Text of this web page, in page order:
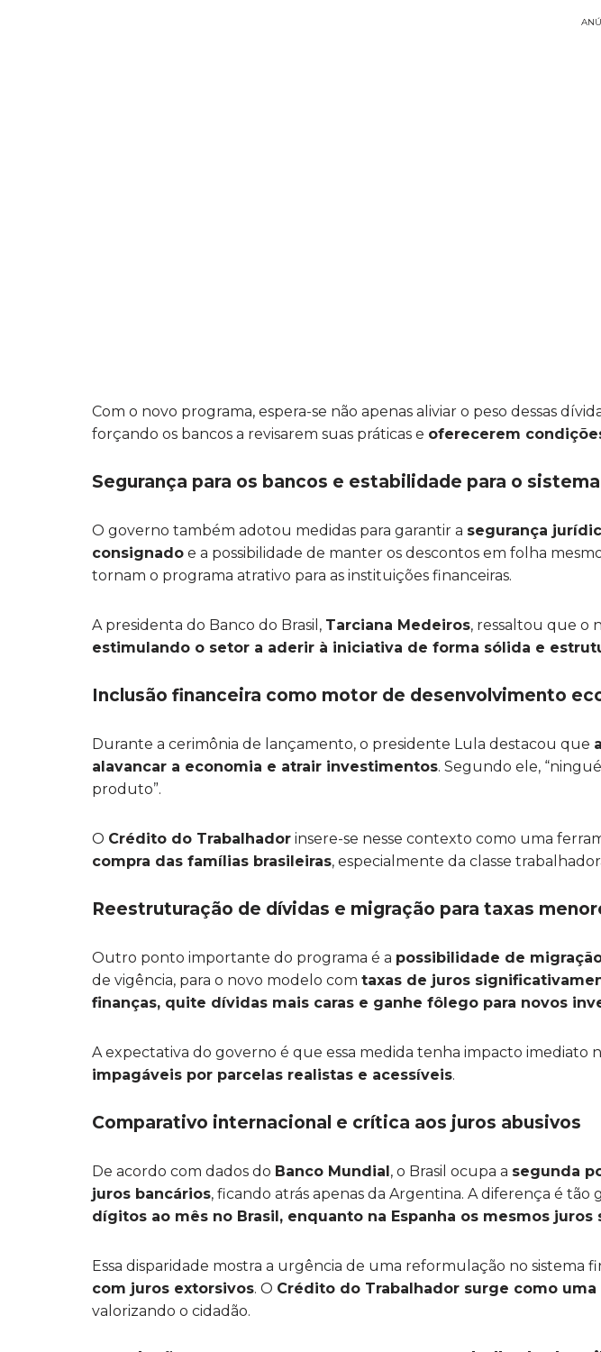
Com o novo programa, espera-se não apenas aliviar o peso dessas
forçando os bancos a revisarem suas práticas e oferecerem
Segurança para os bancos e estabilidade para o
O governo também adotou medidas para garantir a segurança
consignado e a possibilidade de manter os descontos em folha
tornam o programa atrativo para as instituições financeiras.
A presidenta do Banco do Brasil, Tarciana Medeiros, ressaltou que o
estimulando o setor a aderir à iniciativa de forma sólida e
Inclusão financeira como motor de desenvolvimento
Durante a cerimônia de lançamento, o presidente Lula destacou que
alavancar a economia e atrair investimentos. Segundo ele,
produto”.
O Crédito do Trabalhador insere-se nesse contexto como uma
compra das famílias brasileiras, especialmente da classe
Reestruturação de dívidas e migração para taxas
Outro ponto importante do programa é a possibilidade de
de vigência, para o novo modelo com taxas de juros
finanças, quite dívidas mais caras e ganhe fôlego para novos
A expectativa do governo é que essa medida tenha impacto imediato
impagáveis por parcelas realistas e acessíveis.
Comparativo internacional e crítica aos juros abusivos
De acordo com dados do Banco Mundial, o Brasil ocupa a segunda
juros bancários, ficando atrás apenas da Argentina. A diferença é tão
dígitos ao mês no Brasil, enquanto na Espanha os mesmos
Essa disparidade mostra a urgência de uma reformulação no sistema
com juros extorsivos. O Crédito do Trabalhador surge como
valorizando o cidadão.